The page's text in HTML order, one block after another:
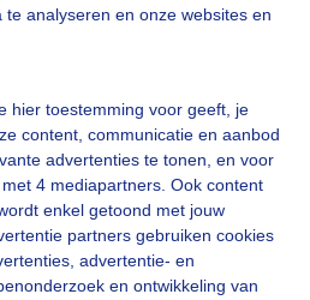
analyseren en onze websites en
hier toestemming voor geeft, je
content, communicatie en aanbod
advertenties te tonen, en voor
4 mediapartners. Ook content
enkel getoond met jouw
partners gebruiken cookies
advertentie- en
en ontwikkeling van
Licht
20:00 20:10